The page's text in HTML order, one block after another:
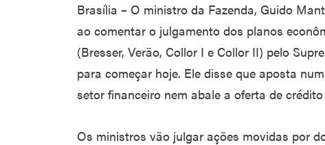
Brasília – O ministro da Fazenda, Guido
ao comentar o julgamento dos planos
(Bresser, Verão, Collor I e Collor II) pelo
para começar hoje. Ele disse que aposta
setor financeiro nem abale a oferta de
Os ministros vão julgar ações movidas por